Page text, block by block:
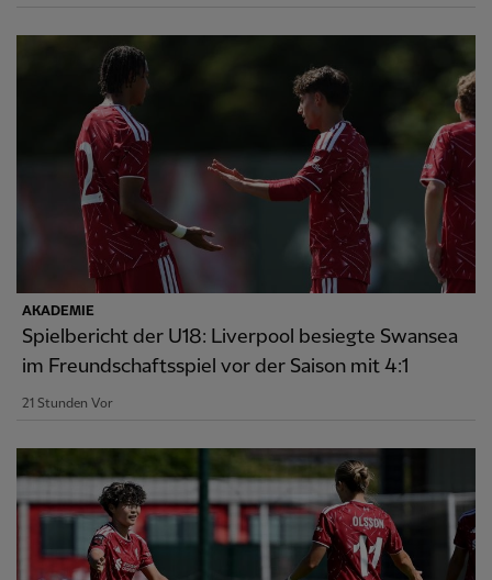
AKADEMIE
Spielbericht der U18: Liverpool besiegte Swansea
im Freundschaftsspiel vor der Saison mit 4:1
21 Stunden Vor